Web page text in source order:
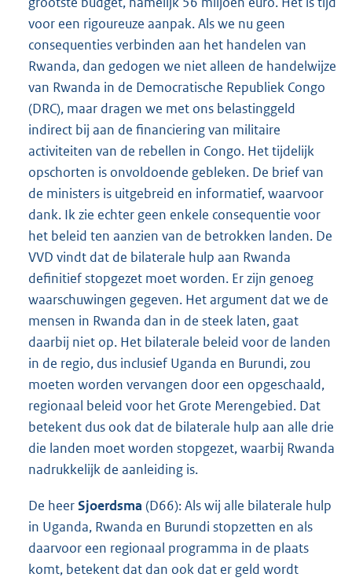
voor een rigoureuze aanpak. Als we nu geen
consequenties verbinden aan het handelen van
Rwanda, dan gedogen we niet alleen de handelwijze
van Rwanda in de Democratische Republiek Congo
(DRC), maar dragen we met ons belastinggeld
indirect bij aan de financiering van militaire
activiteiten van de rebellen in Congo. Het tijdelijk
opschorten is onvoldoende gebleken. De brief van
de ministers is uitgebreid en informatief, waarvoor
dank. Ik zie echter geen enkele consequentie voor
het beleid ten aanzien van de betrokken landen. De
VVD vindt dat de bilaterale hulp aan Rwanda
definitief stopgezet moet worden. Er zijn genoeg
waarschuwingen gegeven. Het argument dat we de
mensen in Rwanda dan in de steek laten, gaat
daarbij niet op. Het bilaterale beleid voor de landen
in de regio, dus inclusief Uganda en Burundi, zou
moeten worden vervangen door een opgeschaald,
regionaal beleid voor het Grote Merengebied. Dat
betekent dus ook dat de bilaterale hulp aan alle drie
die landen moet worden stopgezet, waarbij Rwanda
nadrukkelijk de aanleiding is.
De heerSjoerdsma (D66): Als wij alle bilaterale hulp
in Uganda, Rwanda en Burundi stopzetten en als
daarvoor een regionaal programma in de plaats
komt, betekent dat dan ook dat er geld wordt